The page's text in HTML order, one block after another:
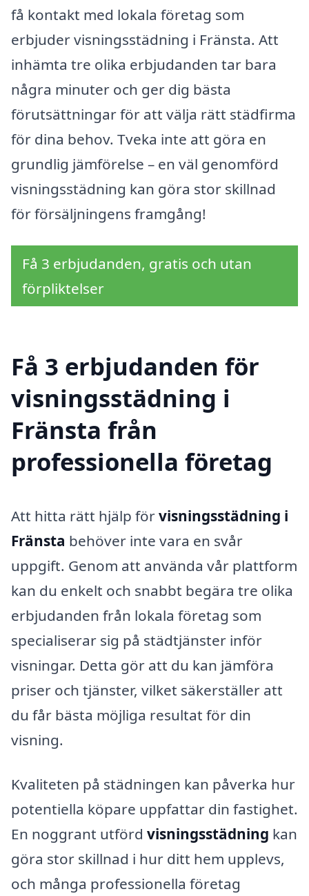
få kontakt med lokala företag som
erbjuder visningsstädning i Fränsta. Att
inhämta tre olika erbjudanden tar bara
några minuter och ger dig bästa
förutsättningar för att välja rätt städfirma
för dina behov. Tveka inte att göra en
grundlig jämförelse – en väl genomförd
visningsstädning kan göra stor skillnad
för försäljningens framgång!
Få 3 erbjudanden, gratis och utan
förpliktelser
Få 3 erbjudanden för
visningsstädning i
Fränsta från
professionella företag
Att hitta rätt hjälp förvisningsstädning i
Fränsta behöver inte vara en svår
uppgift. Genom att använda vår plattform
kan du enkelt och snabbt begära tre olika
erbjudanden från lokala företag som
specialiserar sig på städtjänster inför
visningar. Detta gör att du kan jämföra
priser och tjänster, vilket säkerställer att
du får bästa möjliga resultat för din
visning.
Kvaliteten på städningen kan påverka hur
potentiella köpare uppfattar din fastighet.
En noggrant utförd visningsstädning kan
göra stor skillnad i hur ditt hem upplevs,
och många professionella företag